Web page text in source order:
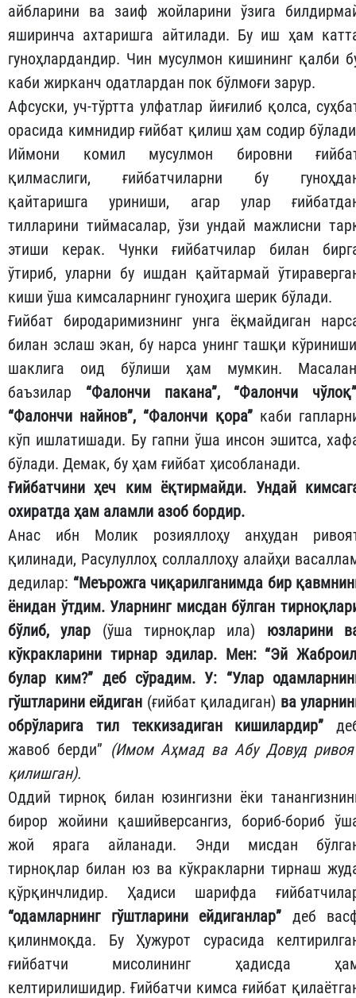
айбларини ва заиф жойларини ўзига
яширинча ахтаришга айтилади. Бу иш ҳам
гуноҳлардандир. Чин мусулмон кишининг қалби
каби жирканч одатлардан пок бўлмоғи зарур.
Афсуски, уч-тўртта улфатлар йиғилиб қолса,
орасида кимнидир ғийбат қилиш ҳам содир
Иймони комил мусулмон бировни
қилмаслиги, ғийбатчиларни бу
қайтаришга уриниши, агар улар
тилларини тиймасалар, ўзи ундай мажлисни
этиши керак. Чунки ғийбатчилар билан
ўтириб, уларни бу ишдан қайтармай
киши ўша кимсаларнинг гуноҳига шерик бўлади.
Ғийбат биродаримизнинг унга ёқмайдиган
билан эслаш экан, бу нарса унинг ташқи
шаклига оид бўлиши ҳам мумкин.
баъзилар “Фалончи пакана”, “Фалончи
“Фалончи найнов”, “Фалончи қора” каби
кўп ишлатишади. Бу гапни ўша инсон эшитса,
бўлади. Демак, бу ҳам ғийбат ҳисобланади.
Ғийбатчини ҳеч ким ёқтирмайди. Ундай
охиратда ҳам аламли азоб бордир.
Анас ибн Молик розияллоҳу анҳудан
қилинади, Расулуллоҳ соллаллоҳу алайҳи
дедилар: “Меърожга чиқарилганимда бир
ёнидан ўтдим. Уларнинг мисдан бўлган
бўлиб, улар (ўша тирноқлар ила) юзларини
кўкракларини тирнар эдилар. Мен: “Эй
булар ким?” деб сўрадим. У: “Улар
гўштларини ейдиган (ғийбат қиладиган) ва
обрўларига тил теккизадиган кишилардир”
жавоб берди” (Имом Аҳмад ва Абу Довуд
қилишган).
Оддий тирноқ билан юзингизни ёки
бирор жойини қашийверсангиз, бориб-бориб
жой ярага айланади. Энди мисдан
тирноқлар билан юз ва кўкракларни тирнаш
қўрқинчлидир. Ҳадиси шарифда
“одамларнинг гўштларини ейдиганлар” деб
қилинмоқда. Бу Ҳужурот сурасида
ғийбатчи мисолининг ҳадисда
келтирилишидир. Ғийбатчи кимса ғийбат